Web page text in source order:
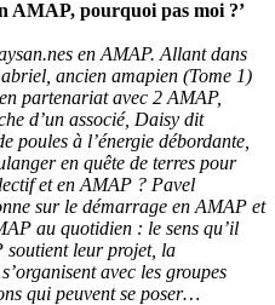
AMAP, pourquoi pas moi ?’
en AMAP. Allant dans
ancien amapien (Tome 1)
partenariat avec 2 AMAP,
d’un associé, Daisy dit
poules à l’énergie débordante,
en quête de terres pour
et en AMAP ? Pavel
sur le démarrage en AMAP et
au quotidien : le sens qu’il
soutient leur projet, la
avec les groupes
qui peuvent se poser…